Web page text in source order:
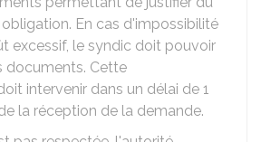
En cas d'impossibilité
excessif, le syndic doit pouvoir
documents. Cette
intervenir dans un délai de 1
la réception de la demande.